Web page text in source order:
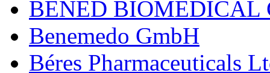
BENED BIOMEDICAL
Benemedo GmbH
Béres Pharmaceuticals